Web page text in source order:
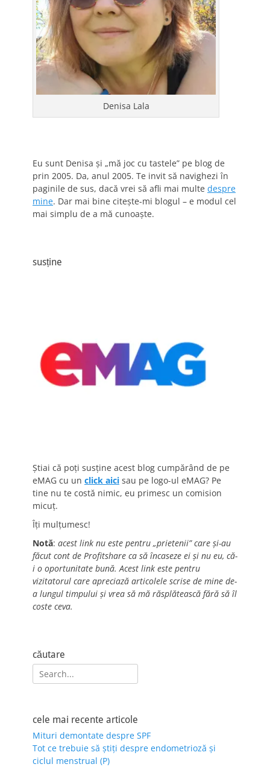
Denisa Lala
Eu sunt Denisa și „mă joc cu tastele” pe blog de
prin 2005. Da, anul 2005. Te invit să navighezi în
paginile de sus, dacă vrei să afli mai multe despre
mine. Dar mai bine citește-mi blogul – e modul cel
mai simplu de a mă cunoaște.
susține
Știai că poți susține acest blog cumpărând de pe
eMAG cu un click aici sau pe logo-ul eMAG? Pe
tine nu te costă nimic, eu primesc un comision
micuț.
Îți mulțumesc!
Notă: acest link nu este pentru „prietenii” care și-au
făcut cont de Profitshare ca să încaseze ei și nu eu, că-
i o oportunitate bună. Acest link este pentru
vizitatorul care apreciază articolele scrise de mine de-
a lungul timpului și vrea să mă răsplătească fără să îl
coste ceva.
căutare
Search
for:
cele mai recente articole
Mituri demontate despre SPF
Tot ce trebuie să știți despre endometrioză și
ciclul menstrual (P)